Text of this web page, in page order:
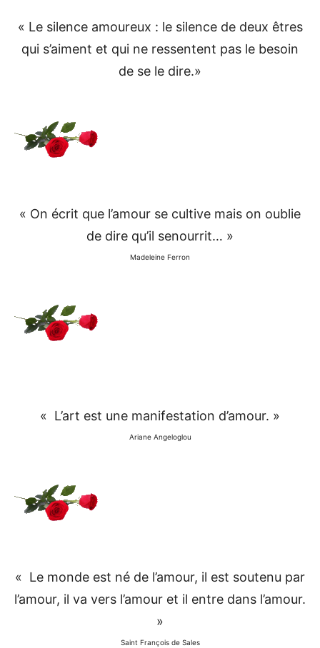
« Le silence amoureux : le silence de deux êtres
qui s’aiment et qui ne ressentent pas le besoin
de se le dire.»
« On écrit que l’amour se cultive mais on oublie
de dire qu’il senourrit… »
Madeleine Ferron
« L’art est une manifestation d’amour. »
Ariane Angeloglou
« Le monde est né de l’amour, il est soutenu par
l’amour, il va vers l’amour et il entre dans l’amour.
»
Saint François de Sales